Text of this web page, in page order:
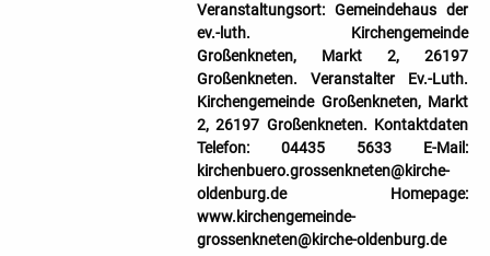
Veranstaltungsort: Gemeindehaus der
ev.-luth. Kirchengemeinde
Großenkneten, Markt 2, 26197
Großenkneten. Veranstalter Ev.-Luth.
Kirchengemeinde Großenkneten, Markt
2, 26197 Großenkneten. Kontaktdaten
Telefon: 04435 5633 E-Mail:
kirchenbuero.grossenkneten@kirche-
oldenburg.de Homepage:
www.kirchengemeinde-
grossenkneten@kirche-oldenburg.de